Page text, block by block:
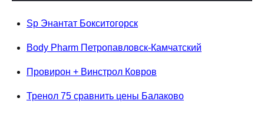
Sp Энантат Бокситогорск
Body Pharm Петропавловск-Камчатский
Провирон + Винстрол Ковров
Тренол 75 сравнить цены Балаково